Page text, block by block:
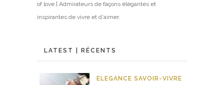
of love | Admirateurs de façons élégantes et
inspirantes de vivre et d'aimer.
LATEST | RÉCENTS
ELEGANCE SAVOIR-VIVRE